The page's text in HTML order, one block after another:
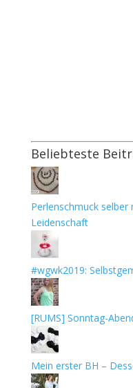
Beliebteste
Perlenschmuck
Leidenschaft
#wgwk2019:
[RUMS] Sonntag-
Mein erster BH –